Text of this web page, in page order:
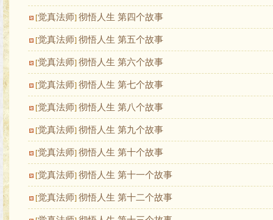
[觉真法师] 彻悟人生 第四个故事
[觉真法师] 彻悟人生 第五个故事
[觉真法师] 彻悟人生 第六个故事
[觉真法师] 彻悟人生 第七个故事
[觉真法师] 彻悟人生 第八个故事
[觉真法师] 彻悟人生 第九个故事
[觉真法师] 彻悟人生 第十个故事
[觉真法师] 彻悟人生 第十一个故事
[觉真法师] 彻悟人生 第十二个故事